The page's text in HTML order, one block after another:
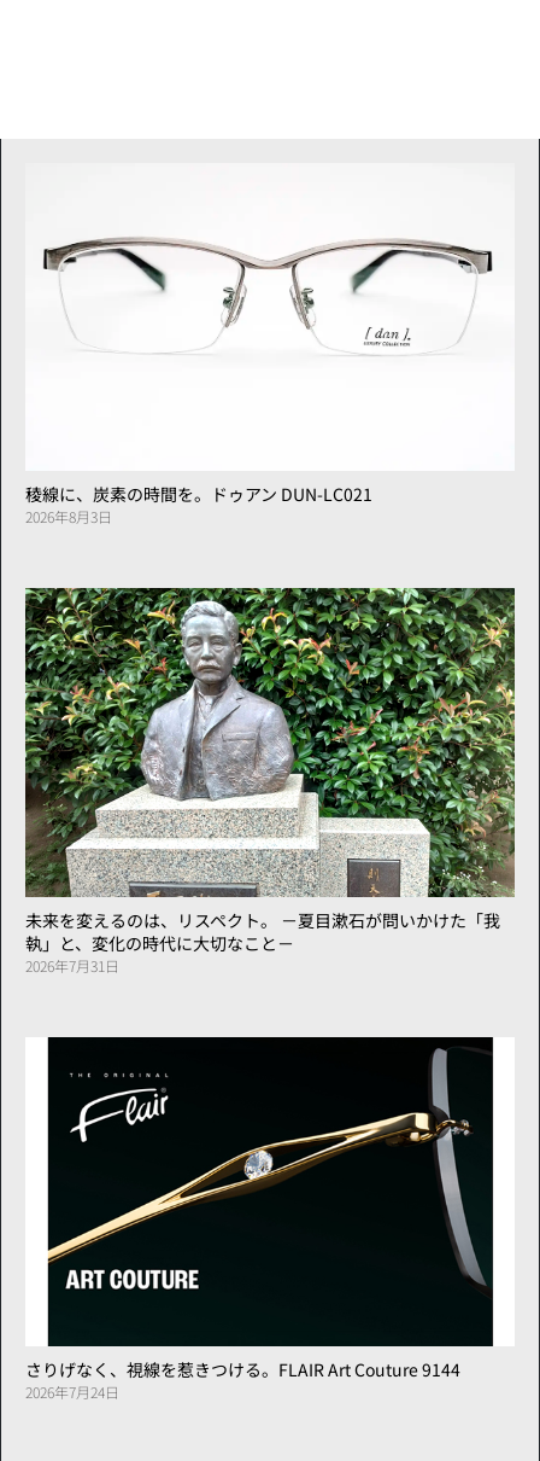
稜線に、炭素の時間を。ドゥアン DUN-LC021
2026年8月3日
未来を変えるのは、リスペクト。 －夏目漱石が問いかけた「我
執」と、変化の時代に大切なこと－
2026年7月31日
さりげなく、視線を惹きつける。FLAIR Art Couture 9144
2026年7月24日